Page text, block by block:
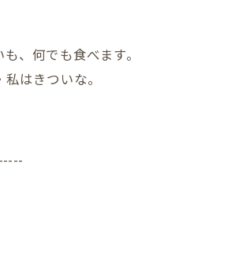
、何でも食べます。
はきついな。